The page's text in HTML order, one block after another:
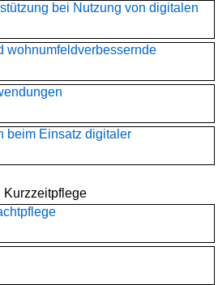
bei Nutzung von digitalen
wohnumfeldverbessernde
beim Einsatz digitaler
Kurzzeitpflege